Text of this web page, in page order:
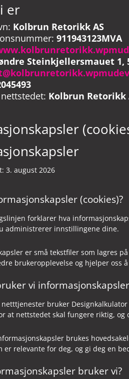
er
Kolbrun Retorikk AS
911943123MVA
Steinkjellersmauet 1,
Kolbrun Retorikk
3. august 2026
(cookies)?
forklarer hva
administrerer innstillingene dine.
er små tekstfiler som lagres
brukeropplevelse og hjelper oss
vi
netttjenester bruker
at nettstedet skal fungere riktig,
brukes
er relevante for deg, og gi deg en
bruker vi?